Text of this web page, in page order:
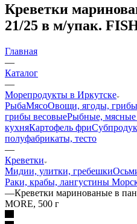
Креветки
21/25 в м/упак.
Главная
—
Каталог
—
Морепродукты в Иркутске
РыбаМясоОвощи, ягоды,
грибы весовыеРыбные,
кухняКартофель фри
полуфабрикаты, тесто
—
Креветки
Мидии, улитки, гребешки
Раки, крабы, лангустины
—Креветки маринованые в
MORE, 500 г